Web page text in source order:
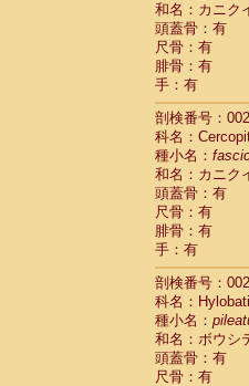
和名：カニク
頭蓋骨：有
尺骨：有
腓骨：有
手：有
剖検番号：
科名：
種小名：
和名：カニク
頭蓋骨：有
尺骨：有
腓骨：有
手：有
剖検番号：
科名：
種小名：
和名：ボウシ
頭蓋骨：有
尺骨：有